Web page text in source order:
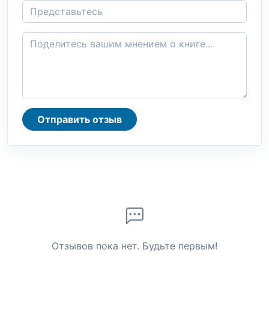
Отправить отзыв
Отзывов пока нет. Будьте первым!